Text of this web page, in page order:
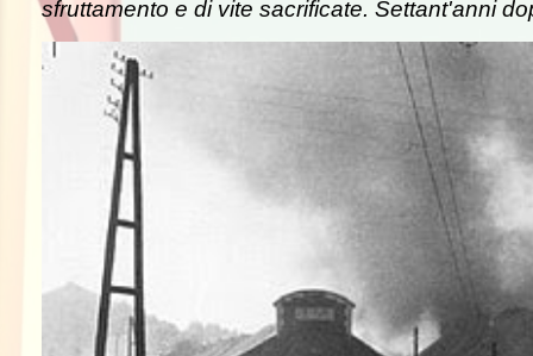
sfruttamento e di vite sacrificate. Settant'anni